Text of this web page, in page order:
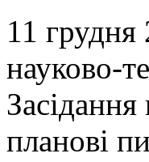
11 грудня
науково-
планові